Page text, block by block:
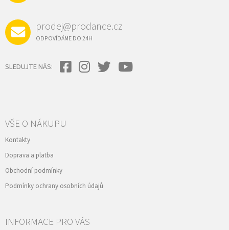
prodej@prodance.cz
ODPOVÍDÁME DO 24H
SLEDUJTE NÁS:
VŠE O NÁKUPU
Kontakty
Doprava a platba
Obchodní podmínky
Podmínky ochrany osobních údajů
INFORMACE PRO VÁS